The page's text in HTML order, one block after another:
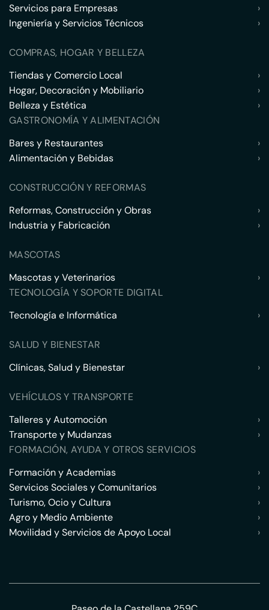
Servicios para Empresas
›
Ingeniería y Servicios Técnicos
›
COMPRAS, HOGAR Y BELLEZA
Tiendas y Comercio Local
›
Hogar, Decoración y Mobiliario
›
Belleza y Estética
›
GASTRONOMÍA Y ALIMENTACIÓN
Bares y Restaurantes
›
Alimentación y Bebidas
›
CONSTRUCCIÓN Y REFORMAS
Reformas, Construcción y Obras
›
Industria y Fabricación
›
MASCOTAS
Mascotas y Veterinarios
›
TECNOLOGÍA Y SOPORTE DIGITAL
Tecnología e Informática
›
SALUD Y BIENESTAR
Clínicas, Salud y Bienestar
›
VEHÍCULOS Y TRANSPORTE
Talleres y Automoción
›
Transporte y Mudanzas
›
FORMACIÓN, AYUDA Y OTROS SERVICIOS
Formación y Academias
›
Servicios Sociales y Comunitarios
›
Turismo, Ocio y Cultura
›
Agro y Medio Ambiente
›
Movilidad y Servicios de Apoyo Local
›